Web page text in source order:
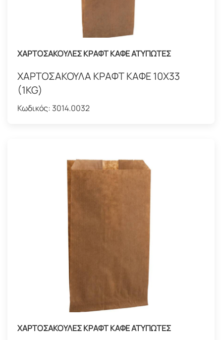
ΧΑΡΤΟΣΑΚΟΥΛΕΣ ΚΡΑΦΤ ΚΑΦΕ ΑΤΥΠΩΤΕΣ
ΧΑΡΤΟΣΑΚΟΥΛΑ ΚΡΑΦΤ ΚΑΦΕ 10Χ33
(1KG)
Κωδικός: 3014.0032
ΧΑΡΤΟΣΑΚΟΥΛΕΣ ΚΡΑΦΤ ΚΑΦΕ ΑΤΥΠΩΤΕΣ